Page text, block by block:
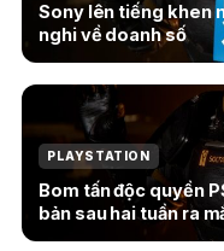
Sony lên tiếng khen
nghi về doanh số
PLAYSTATION
Bom tấn độc quyền
bản sau hai tuần ra